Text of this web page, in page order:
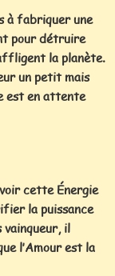
à fabriquer une
pour détruire
la planète.
un petit mais
est en attente
cette Énergie
la puissance
il
l’Amour est la